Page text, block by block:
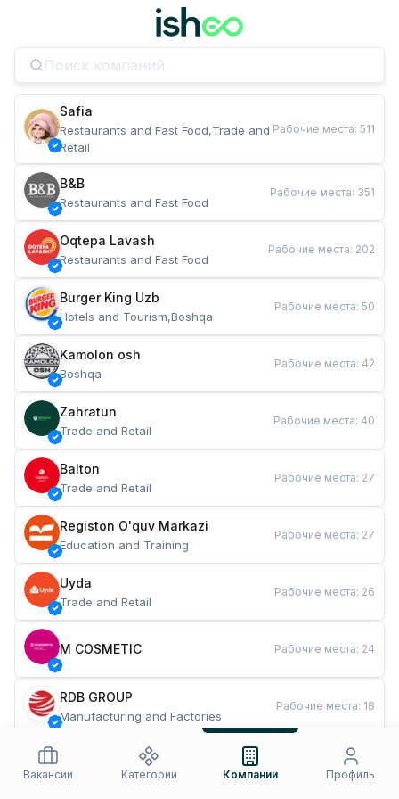
Safia
Restaurants and Fast Food,Trade and
Retail
Рабочие места: 511
B&B
Restaurants and Fast Food
Рабочие места: 351
Oqtepa Lavash
Restaurants and Fast Food
Рабочие места: 202
Burger King Uzb
Hotels and Tourism,Boshqa
Рабочие места: 50
Kamolon osh
Boshqa
Рабочие места: 42
Zahratun
Trade and Retail
Рабочие места: 40
Balton
Trade and Retail
Рабочие места: 27
Registon O'quv Markazi
Education and Training
Рабочие места: 27
Uyda
Trade and Retail
Рабочие места: 26
M COSMETIC Рабочие места: 24
RDB GROUP
Manufacturing and Factories
Рабочие места: 18
Restaurants and Fast Food
Рабочие места
Вакансии
Категории Компании Профиль